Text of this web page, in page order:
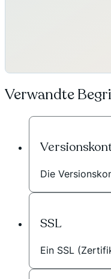
Verwandte
Die
SSL
Ein SSL